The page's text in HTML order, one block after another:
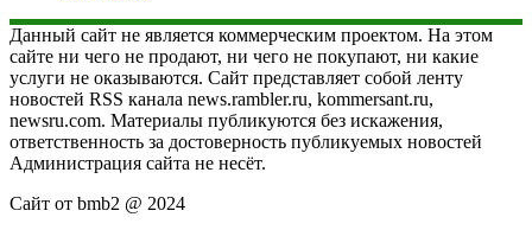
Данный сайт не является коммерческим проектом. На этом
сайте ни чего не продают, ни чего не покупают, ни какие
услуги не оказываются. Сайт представляет собой ленту
новостей RSS канала news.rambler.ru, kommersant.ru,
newsru.com. Материалы публикуются без искажения,
ответственность за достоверность публикуемых новостей
Администрация сайта не несёт.
Сайт от bmb2 @ 2024